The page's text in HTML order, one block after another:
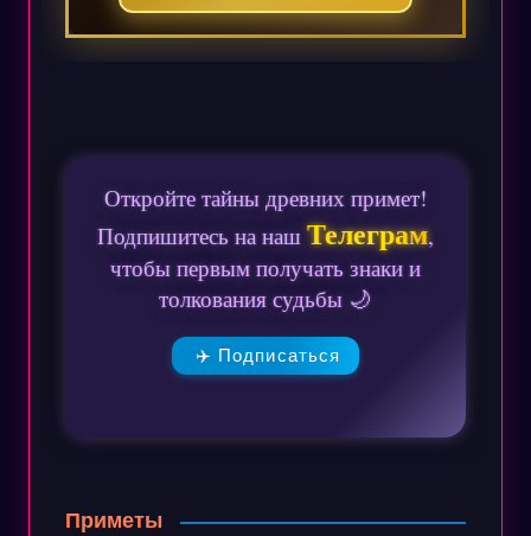
Откройте тайны древних примет!
Подпишитесь на нашТелеграм,
чтобы первым получать знаки и
толкования судьбы 🌙
✈️ Подписаться
Приметы